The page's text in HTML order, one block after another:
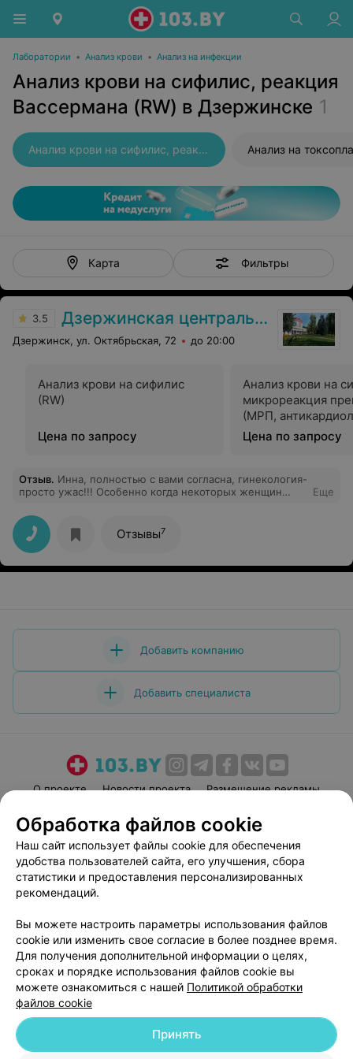
Лаборатории • Анализ крови • Анализ на инфекции
Анализ крови на сифилис, реакция
Вассермана (RW) в Дзержинске 1
Анализ крови на сифилис, реакция Вассермана (RW) Анализ на
Карта Фильтры
3.5 Дзержинская центральная районная больница
Дзержинск, ул. Октябрьская, 72 до 20:00
Анализ крови на сифилис
(RW)
Цена по запросу
Анализ крови на
микрореакция
(МРП,
тест)
Цена по запросу
Отзыв. Инна, полностью с вами согласна, гинекология-
просто ужас!!! Особенно когда некоторых женщин
так еще и куревом по всему отделению воняет!
лампочки по 3 дня меняют! короче, ужас и все, слов
даже нет....
Еще
Отзывы7
Добавить компанию
Добавить специалиста
О проекте Новости проекта
Размещение рекламы
Пользовательское соглашение
Способы оплаты
Вакансии
Партнеры
Написать руководителю 103.by
Персональные настройки cookie
Обработка персональных данных
© 2026 ООО «Артокс Лаб», УНП 191700409| 220012, Республика Беларусь,
Обработка файлов cookie
Наш сайт использует файлы cookie для обеспечения
удобства пользователей сайта, его улучшения, сбора
статистики и предоставления персонализированных
рекомендаций.
Вы можете настроить параметры использования файлов
cookie или изменить свое согласие в более позднее время.
Для получения дополнительной информации о целях,
сроках и порядке использования файлов cookie вы
можете ознакомиться с нашей Политикой обработки
файлов cookie
Принять